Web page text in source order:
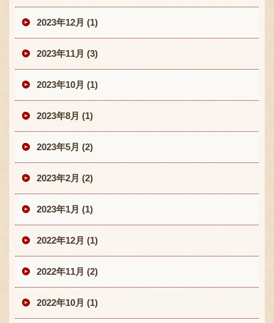
2023年12月 (1)
2023年11月 (3)
2023年10月 (1)
2023年8月 (1)
2023年5月 (2)
2023年2月 (2)
2023年1月 (1)
2022年12月 (1)
2022年11月 (2)
2022年10月 (1)